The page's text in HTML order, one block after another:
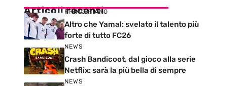
Articoli recenti
PRIMO PIANO
Altro che Yamal: svelato il talento più
forte di tutto FC26
NEWS
Crash Bandicoot, dal gioco alla serie
Netflix: sarà la più bella di sempre
NEWS